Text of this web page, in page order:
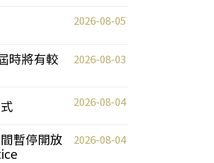
2026-08-05
時將有較
2026-08-03
2026-08-04
暫停開放
2026-08-04